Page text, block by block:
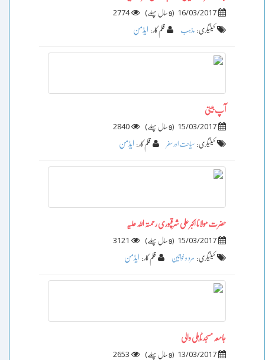
16/03/2017
(9 سال پہلے )
2774
کیٹیگری : مذہب قلم کار : ایڈمن
آپ بیتی
15/03/2017
(9 سال پہلے )
2840
کیٹیگری : سیاحت اور سفر قلم کار : ایڈمن
حضرت مولانا اکبر علی شرقپوری رحمتہ اللہ علیہ
15/03/2017
(9 سال پہلے )
3121
کیٹیگری : مرد و خواتین قلم کار : ایڈمن
جامعہ مسجد ٹاہلی والی
13/03/2017
(9 سال پہلے )
2653